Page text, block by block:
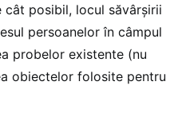
cât posibil, locul săvârșirii
persoanelor în câmpul
probelor existente (nu
obiectelor folosite pentru